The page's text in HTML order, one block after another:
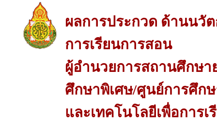
ผลการประกวด ด้านนวั
การเรียนการสอน
ผู้อำนวยการสถานศึกษา
ศึกษาพิเศษ/ศูนย์การศึก
และเทคโนโลยีเพื่อการ